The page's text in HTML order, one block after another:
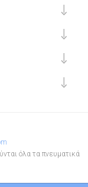
όλα τα πνευματικά